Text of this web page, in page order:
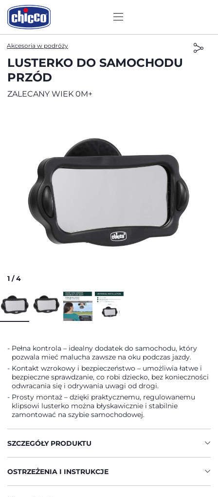
Akcesoria w podróży
LUSTERKO DO SAMOCHODU
PRZÓD
ZALECANY WIEK 0M+
1 /4
Pełna kontrola – idealny dodatek do samochodu, który
pozwala mieć malucha zawsze na oku podczas jazdy.
Kontakt wzrokowy i bezpieczeństwo – umożliwia łatwe i
bezpieczne sprawdzanie, co robi dziecko, bez konieczności
odwracania się i odrywania uwagi od drogi.
Prosty montaż – dzięki praktycznemu, regulowanemu
klipsowi lusterko można błyskawicznie i stabilnie
zamontować na szybie samochodowej.
SZCZEGÓŁY PRODUKTU
OSTRZEŻENIA I INSTRUKCJE